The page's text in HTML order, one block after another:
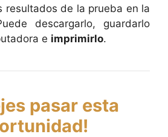
resultados de la prueba en la
descargarlo, guardarlo
e imprimirlo.
pasar esta